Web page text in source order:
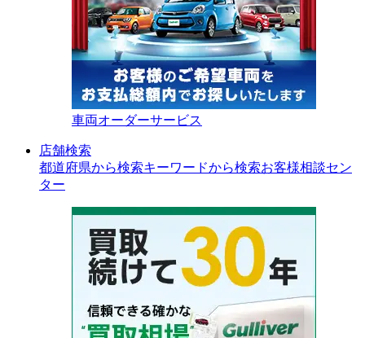
車両オーダーサービス
店舗検索
都道府県から検索キーワードから検索お客様相談セン
ター